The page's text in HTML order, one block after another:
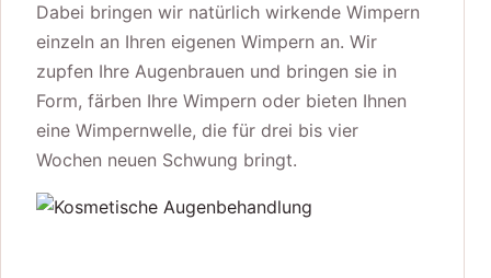
Dabei bringen wir natürlich wirkende Wimpern
einzeln an Ihren eigenen Wimpern an. Wir
zupfen Ihre Augenbrauen und bringen sie in
Form, färben Ihre Wimpern oder bieten Ihnen
eine Wimpernwelle, die für drei bis vier
Wochen neuen Schwung bringt.